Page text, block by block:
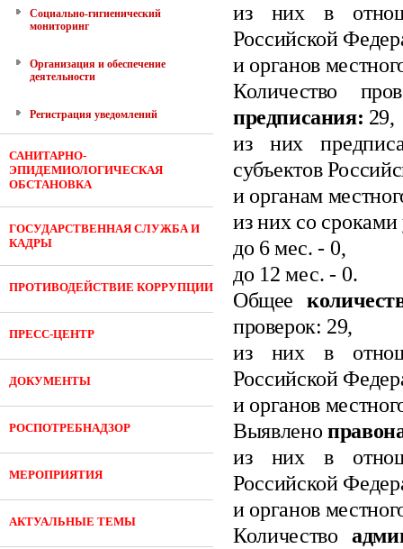
Социально-гигиенический
мониторинг
Организация и обеспечение
деятельности
Регистрация уведомлений
САНИТАРНО-
ЭПИДЕМИОЛОГИЧЕСКАЯ
ОБСТАНОВКА
ГОСУДАРСТВЕННАЯ СЛУЖБА И
КАДРЫ
ПРОТИВОДЕЙСТВИЕ КОРРУПЦИИ
ПРЕСС-ЦЕНТР
ДОКУМЕНТЫ
РОСПОТРЕБНАДЗОР
МЕРОПРИЯТИЯ
АКТУАЛЬНЫЕ ТЕМЫ
из них в
Российской
и органов
Количество
предписания: 29,
из них
субъектов
и органам
из них со
до 6мес. - 0,
до 12 мес.- 0.
Общее
проверок: 29,
из них в
Российской
и органов
Выявлено
из них в
Российской
и органов
Количество